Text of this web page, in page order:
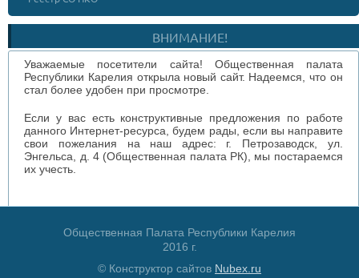
ВНИМАНИЕ!
Уважаемые посетители сайта! Общественная палата
Республики Карелия открыла новый сайт. Надеемся, что он
стал более удобен при просмотре.
Если у вас есть конструктивные предложения по работе
данного Интернет-ресурса, будем рады, если вы направите
свои пожелания на наш адрес: г. Петрозаводск, ул.
Энгельса, д. 4 (Общественная палата РК), мы постараемся
их учесть.
Общественная Палата Республики Карелия
2016 г.
© Конструктор сайтов Nubex.ru